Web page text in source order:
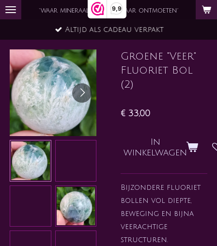
9,9
Ga
de
hoofdinhoud
`waar mineraal en ziel elkaar ontmoeten´
Altijd als cadeau verpakt
Groene "Veer"
Fluoriet Bol
(2)
€ 33,00
In
winkelwagen
Bijzondere fluoriet
bollen vol diepte,
beweging en bijna
veerachtige
structuren.